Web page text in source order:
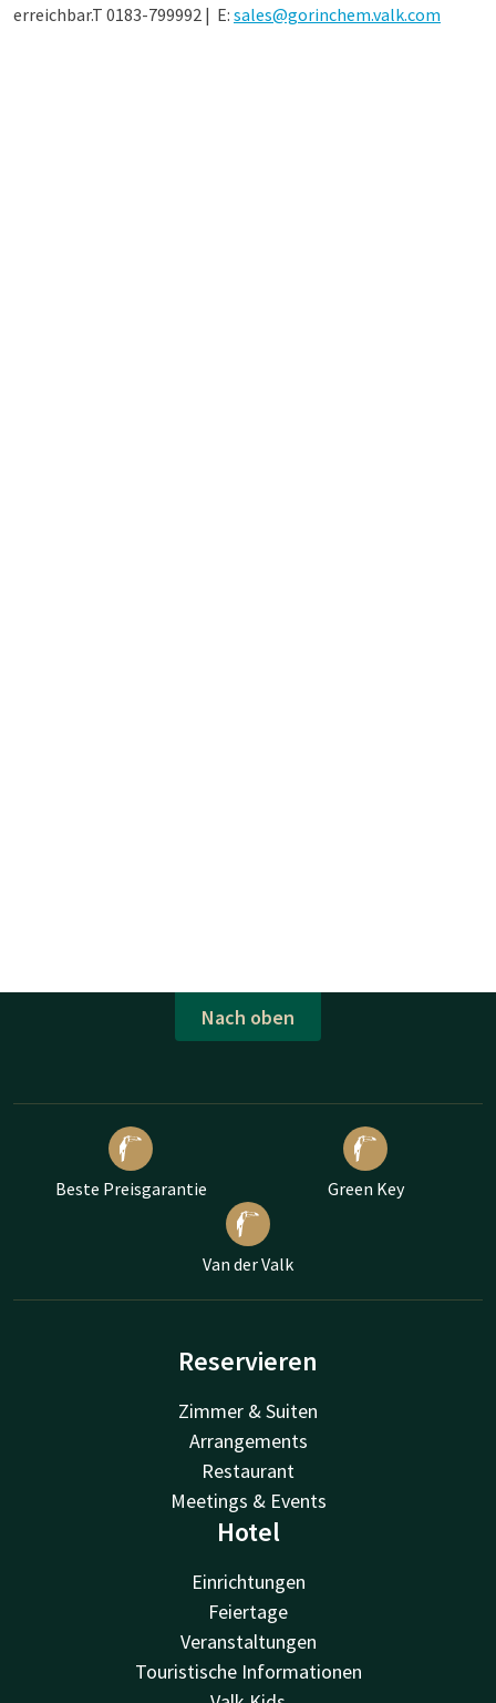
erreichbar.T 0183-799992 | E: sales@gorinchem.valk.com
Nach oben
Beste Preisgarantie Green Key
Van der Valk
Reservieren
Zimmer & Suiten
Arrangements
Restaurant
Meetings & Events
Hotel
Einrichtungen
Feiertage
Veranstaltungen
Touristische Informationen